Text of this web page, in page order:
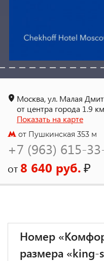
Москва, ул. Малая
от центра города 1.9 км
Показать на карте
от Пушкинская 353 м
+7 (963) 615-
от 8 640 руб.₽
Номер
размера «king-